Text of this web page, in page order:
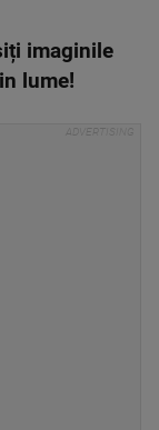
imaginile
lume!